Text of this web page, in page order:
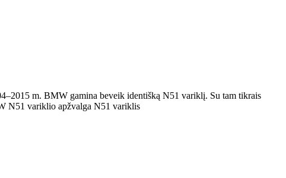
m. BMW gamina beveik identišką N51 variklį. Su tam tikrais
N51 variklio apžvalga N51 variklis